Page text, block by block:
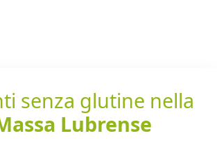
senza glutine nella
Lubrense